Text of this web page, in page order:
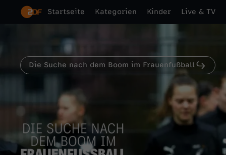
Startseite Kategorien Kinder Live & TV
Die Suche nach dem Boom im Frauenfußball